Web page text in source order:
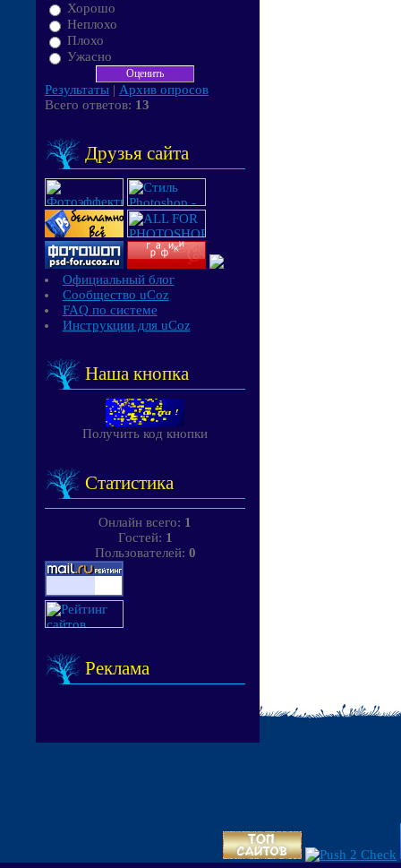
Хорошо
Неплохо
Плохо
Ужасно
Результаты | Архив опросов
Всего ответов: 13
Друзья сайта
Официальный блог
Сообщество uCoz
FAQ по системе
Инструкции для uCoz
Наша кнопка
Получить код кнопки
Статистика
Онлайн всего: 1
Гостей: 1
Пользователей: 0
Реклама